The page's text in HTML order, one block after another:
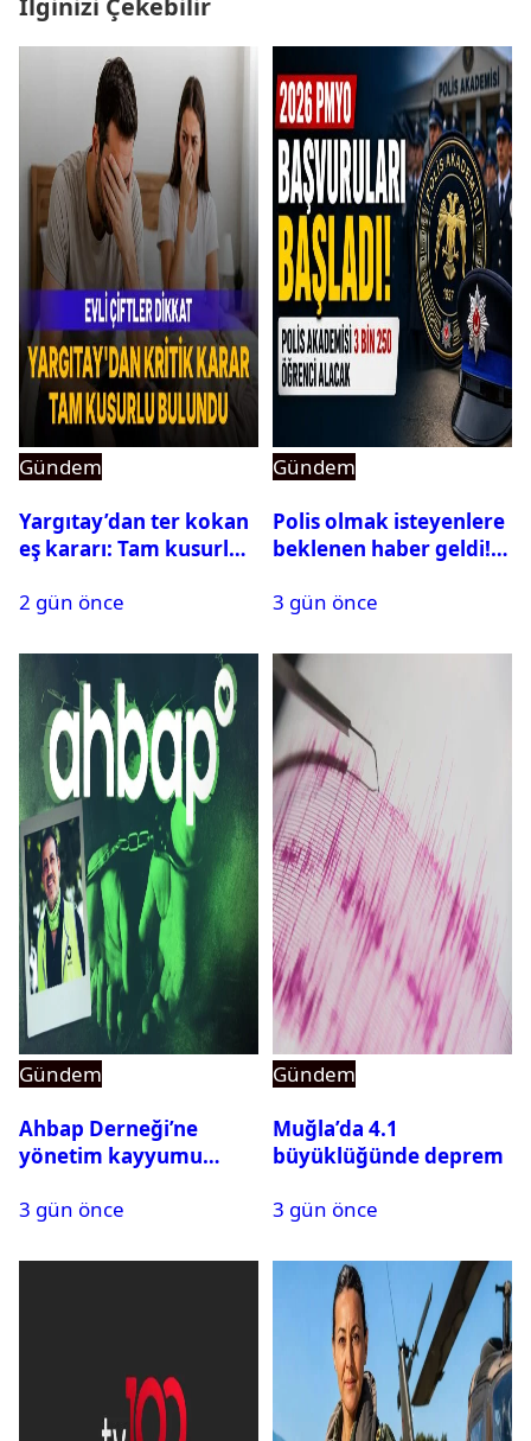
İlginizi Çekebilir
Gündem
Yargıtay’dan ter kokan
eş kararı: Tam kusurlu
2 gün önce
Gündem
Polis olmak isteyenlere
beklenen haber geldi!
3 gün önce
Gündem
Ahbap Derneği’ne
yönetim kayyumu
açıldı
3 gün önce
Gündem
Muğla’da 4.1
büyüklüğünde deprem
3 gün önce